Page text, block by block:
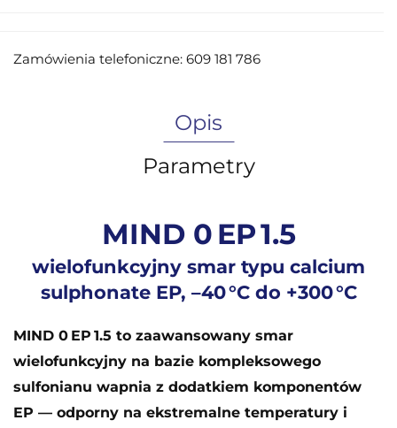
Zamówienia telefoniczne: 609 181 786
Opis
Parametry
MIND 0 EP 1.5
wielofunkcyjny smar typu calcium
sulphonate EP, –40 °C do +300 °C
MIND 0 EP 1.5 to zaawansowany smar
wielofunkcyjny na bazie kompleksowego
sulfonianu wapnia z dodatkiem komponentów
EP — odporny na ekstremalne temperatury i